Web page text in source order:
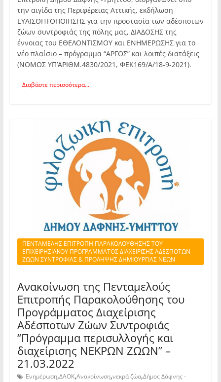
την αιγίδα της Περιφέρειας Αττικής, εκδήλωση
ΕΥΑΙΣΘΗΤΟΠΟΙΗΣΗΣ για την προστασία των αδέσποτων
ζώων συντροφιάς της πόλης μας, ΔΙΑΔΟΣΗΣ της
έννοιας του ΕΘΕΛΟΝΤΙΣΜΟΥ και ΕΝΗΜΕΡΩΣΗΣ για το
νέο πλαίσιο – πρόγραμμα “ΑΡΓΟΣ” και λοιπές διατάξεις
(ΝΟΜΟΣ ΥΠ’ΑΡΙΘΜ.4830/2021, ΦΕΚ169/Α/18-9-2021).
Διαβάστε περισσότερα...
ΠΕΝΤΑΜΕΛΗΣ ΕΠΙΤΡΟΠΗ ΠΑΡΑΚΟΛΟΥΘΗΣΗΣ ΤΟΥ
ΕΠΙΧΕΙΡΗΣΙΑΚΟΥ ΠΡΟΓΡΑΜΜΑΤΟΣ ΔΙΑΧΕΙΡΙΣΗΣ ΑΔΕΣΠΟΤΩΝ
ΖΩΩΝ ΣΥΝΤΡΟΦΙΑΣ & ΠΡΟΛΗΨΗΣ ΔΗΜΙΟΥΡΓΙΑΣ ΝΕΩΝ
Ανακοίνωση της Πενταμελούς
Επιτροπής Παρακολούθησης του
Προγράμματος Διαχείρισης
Αδέσποτων Ζώων Συντροφιάς
“Πρόγραμμα περισυλλογής και
διαχείρισης ΝΕΚΡΩΝ ΖΩΩΝ” –
21.03.2022
Ενημέρωση,ΔΑΟΚ,Ανακοίνωση,νεκρά ζώα,Δήμος Δάφνης -